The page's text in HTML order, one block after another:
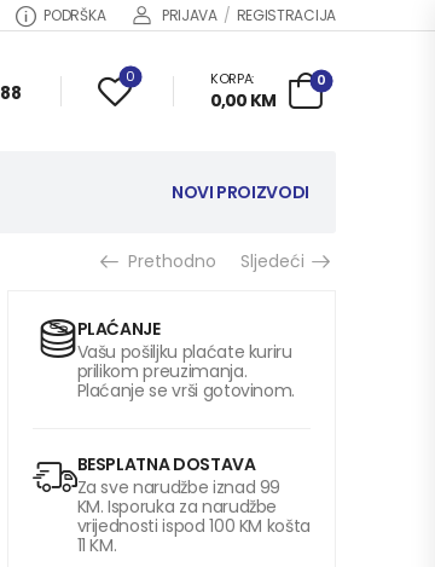
PODRŠKA PRIJAVA / REGISTRACIJA
0 KORPA:
0,00 KM
0
NOVI PROIZVODI
Prethodno Sljedeći
PLAĆANJE
Vašu pošiljku plaćate kuriru
prilikom preuzimanja.
Plaćanje se vrši gotovinom.
BESPLATNA DOSTAVA
Za sve narudžbe iznad 99
KM. Isporuka za narudžbe
vrijednosti ispod 100 KM košta
11 KM.